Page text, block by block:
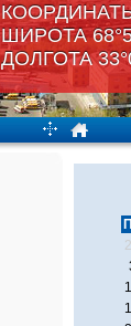
ШИРОТА
ДОЛГОТА